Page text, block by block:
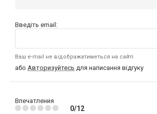
Введіть email:
Ваш e-mail не відображатиметься на сайті
або Авторизуйтесь для написання відгуку
Впечатления
0/12